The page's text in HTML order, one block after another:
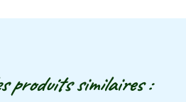
produits similaires :